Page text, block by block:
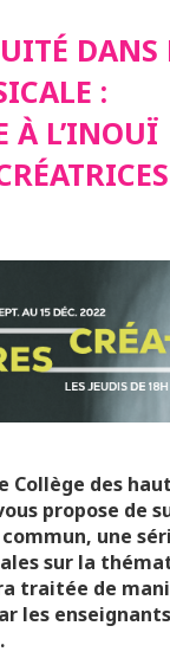
DANS
:
À L’INOUÏ
Collège des
propose de
une
sur la
traitée de
les